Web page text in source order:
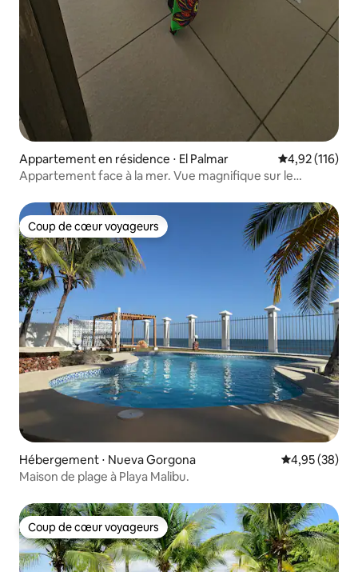
Appartement en résidence ⋅ El Palmar Évaluation
4,92 (116)
Appartement face à la mer. Vue magnifique sur le
Coup de cœur voyageurs
Coup de cœur voyageurs
Hébergement ⋅ Nueva Gorgona Évaluation
4,95 (38)
Maison de plage à Playa Malibu.
Coup de cœur voyageurs
Coup de cœur voyageurs